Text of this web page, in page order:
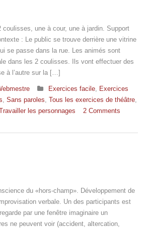
coulisses, une à cour, une à jardin. Support
: Le public se trouve derrière une vitrine
se passe dans la rue. Les animés sont
dans les 2 coulisses. Ils vont effectuer des
à l’autre sur la […]
Exercices facile, Exercices
, Sans paroles, Tous les exercices de théâtre,
les personnages
2 Comments
du «hors-champ». Développement de
verbale. Un des participants est
par une fenêtre imaginaire un
ne peuvent voir (accident, altercation,